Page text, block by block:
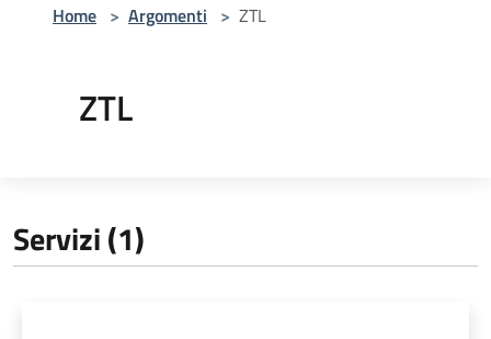
Home > Argomenti > ZTL
ZTL
Servizi (1)